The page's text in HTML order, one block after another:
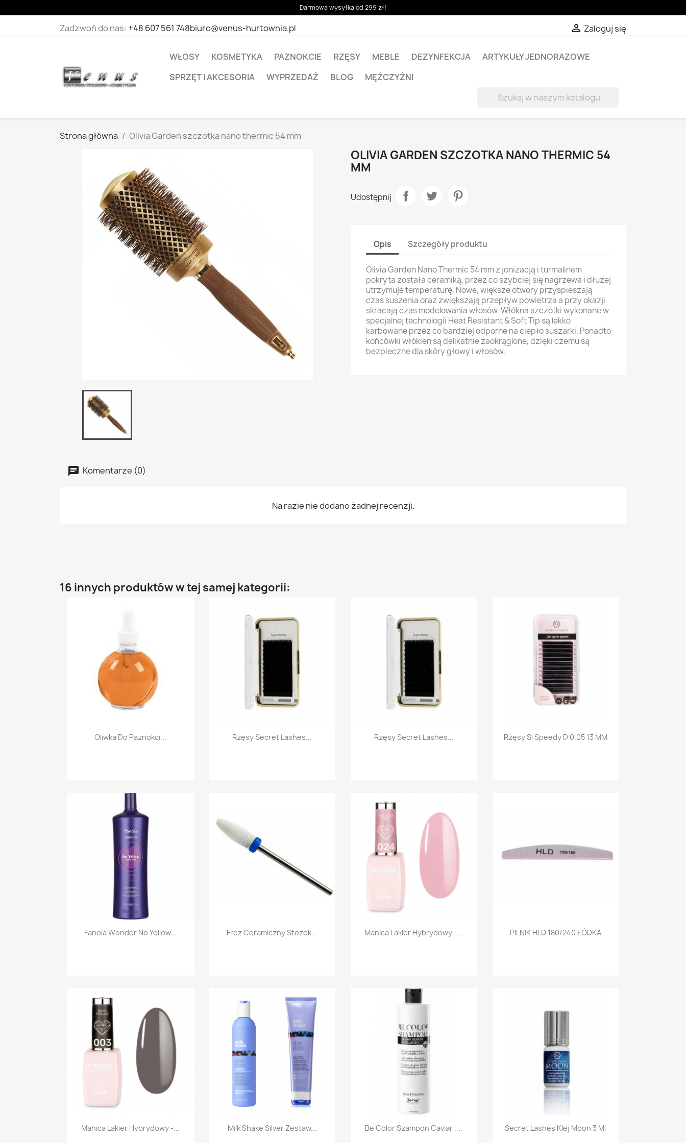
Darmowa wysyłka od 299 zł!
Zadzwoń do nas: +48 607 561 748biuro@venus-hurtownia.pl  Zaloguj się
WŁOSY KOSMETYKA PAZNOKCIE RZĘSY MEBLE DEZYNFEKCJA
ARTYKUŁY JEDNORAZOWE
SPRZĘT I AKCESORIA
WYPRZEDAŻ BLOG MĘŻCZYŻNI

Strona główna Olivia Garden szczotka nano thermic 54 mm
OLIVIA GARDEN SZCZOTKA NANO THERMIC 54
MM
Udostępnij
Opis Szczegóły produktu
Olivia Garden Nano Thermic 54 mm z jonizacją i turmalinem
pokryta została ceramiką, przez co szybciej się nagrzewa i dłużej
utrzymuje temperaturę. Nowe, większe otwory przyspieszają
czas suszenia oraz zwiększają przepływ powietrza a przy okazji
skracają czas modelowania włosów. Włókna szczotki wykonane w
specjalnej technologii Heat Resistant & Soft Tip są lekko
karbowane przez co bardziej odporne na ciepło suszarki. Ponadto
końcówki włókien są delikatnie zaokrąglone, dzięki czemu są
bezpieczne dla skóry głowy i włosów.
Komentarze (0)
Na razie nie dodano żadnej recenzji.
16 innych produktów w tej samej kategorii:
Szybki podgląd
Oliwka Do Paznokci... Szybki podgląd
Rzęsy Secret Lashes... Szybki podgląd
Rzęsy Secret Lashes... Szybki podgląd
Rzęsy Sl Speedy D 0.05 13 MM
Szybki podgląd
Fanola Wonder No Yellow... Szybki podgląd
Frez Ceramiczny Stożek... Szybki podgląd
Manica Lakier Hybrydowy -...  Szybki podgląd
PILNIK HLD 180/240 ŁÓDKA
Szybki podgląd
Manica Lakier Hybrydowy -... Szybki podgląd
Milk Shake Silver Zestaw... Szybki podgląd
Be Color Szampon Caviar ,... Szybki podgląd
Secret Lashes Klej Moon 3 Ml